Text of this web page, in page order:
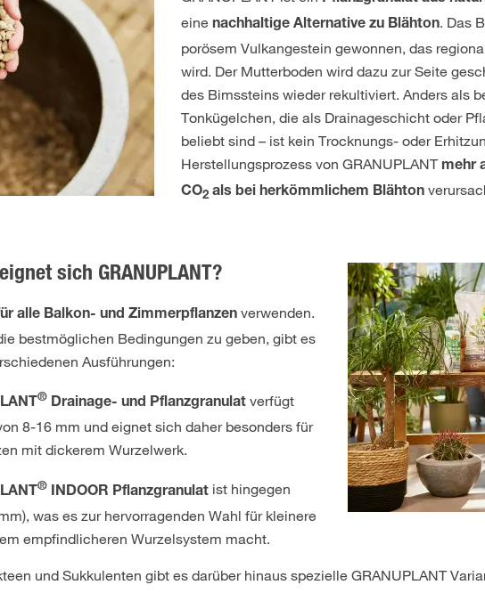
eine nachhaltige Alternative zu Blähton. Das
porösem Vulkangestein gewonnen, das
wird. Der Mutterboden wird dazu zur Seite
des Bimssteins wieder rekultiviert. Anders als
Tonkügelchen, die als Drainageschicht oder
beliebt sind – ist kein Trocknungs- oder
Herstellungsprozess von GRANUPLANT mehr
CO2 als bei herkömmlichem Blähton
sich GRANUPLANT?
alle Balkon- und Zimmerpflanzen verwenden.
bestmöglichen Bedingungen zu geben, gibt es
Ausführungen:
® Drainage- und Pflanzgranulat verfügt
8-16 mm und eignet sich daher besonders für
mit dickerem Wurzelwerk.
® INDOOR Pflanzgranulat ist hingegen
was es zur hervorragenden Wahl für kleinere
empfindlicheren Wurzelsystem macht.
und Sukkulenten gibt es darüber hinaus spezielle GRANUPLANT